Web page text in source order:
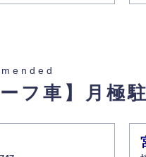
フ車】 月極